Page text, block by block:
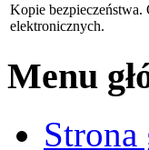
Kopie bezpieczeństwa.
elektronicznych.
Menu
Strona